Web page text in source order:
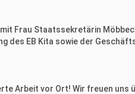
Frau Staatssekretärin
des EB Kita sowie der
Arbeit vor Ort! Wir freuen uns